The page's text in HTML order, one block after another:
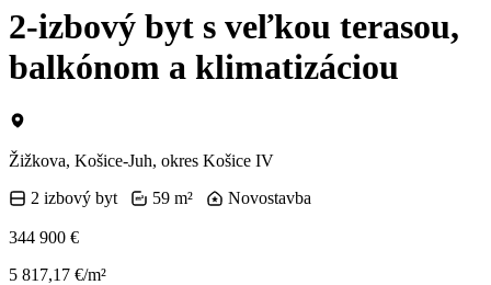
2-izbový byt s veľkou terasou,
balkónom a klimatizáciou
Žižkova, Košice-Juh, okres Košice IV
2 izbový byt
59 m² Novostavba
344 900 €
5 817,17 €/m²